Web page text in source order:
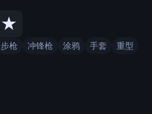
步枪 冲锋枪 涂鸦 手套
重型